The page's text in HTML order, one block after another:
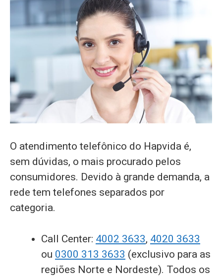
O atendimento telefônico do Hapvida é,
sem dúvidas, o mais procurado pelos
consumidores. Devido à grande demanda, a
rede tem telefones separados por
categoria.
Call Center: 4002 3633, 4020 3633
ou 0300 313 3633 (exclusivo para as
regiões Norte e Nordeste). Todos os